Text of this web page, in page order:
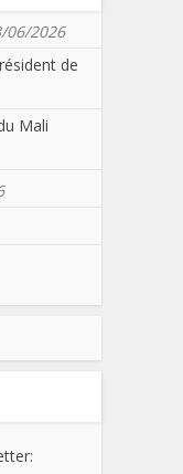
06/2026
de
Mali